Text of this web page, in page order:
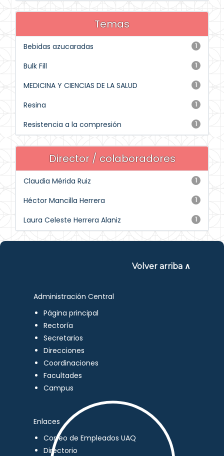
Temas
1
Bebidas azucaradas
1
Bulk Fill
1
MEDICINA Y CIENCIAS DE LA SALUD
1
Resina
1
Resistencia a la compresión
Director / colaboradores
1
Claudia Mérida Ruiz
1
Héctor Mancilla Herrera
1
Laura Celeste Herrera Alaniz
Volver arriba ∧
Administración Central
Página principal
Rectoría
Secretarios
Direcciones
Coordinaciones
Facultades
Campus
Enlaces
Correo de Empleados UAQ
Directorio